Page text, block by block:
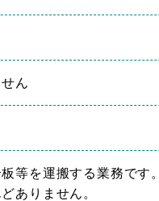
ん
等を運搬する業務です。
ありません。